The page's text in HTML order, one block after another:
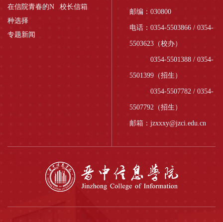
在信院青春的N
种选择
校长信箱
专题新闻
邮编：030800
电话：0354-5503866 / 0354-
5503623（校办）
0354-5501388 / 0354-
5501399（招生）
0354-5507782 / 0354-
5507792（招生）
邮箱：jzxxxy@jzci.edu.cn